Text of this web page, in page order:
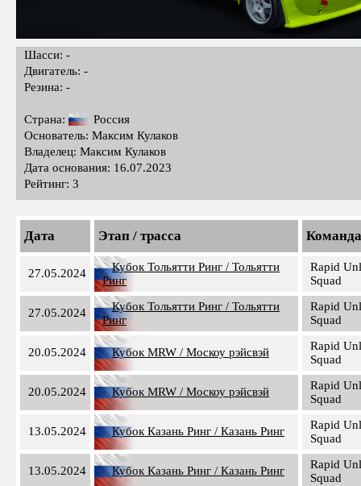
Шасси: -
Двигатель: -
Резина: -
Страна:
Россия
Основатель: Максим Кулаков
Владелец: Максим Кулаков
Дата основания: 16.07.2023
Рейтинг: 3
Дата Этап / трасса Команда
27.05.2024
Кубок Тольятти Ринг / Тольятти
Ринг
Rapid
Squad
27.05.2024
Кубок Тольятти Ринг / Тольятти
Ринг
Rapid
Squad
20.05.2024 Кубок MRW / Москоу рэйсвэй
Rapid
Squad
20.05.2024 Кубок MRW / Москоу рэйсвэй
Rapid
Squad
13.05.2024 Кубок Казань Ринг / Казань Ринг
Rapid
Squad
13.05.2024 Кубок Казань Ринг / Казань Ринг
Rapid
Squad